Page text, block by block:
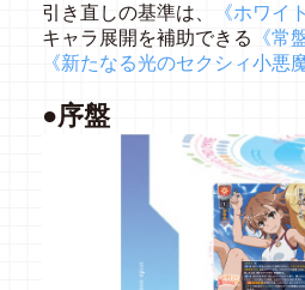
引き直しの基準は、 《ホワイ
キャラ展開を補助できる
《常
《新たなる光のセクシィ小悪
●序盤